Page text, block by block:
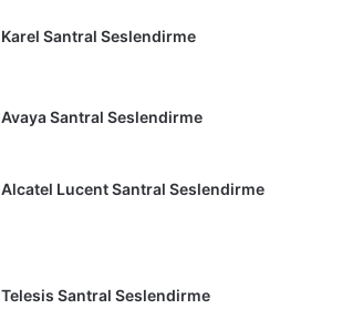
Karel Santral Seslendirme
Avaya Santral Seslendirme
Alcatel Lucent Santral Seslendirme
Telesis Santral Seslendirme